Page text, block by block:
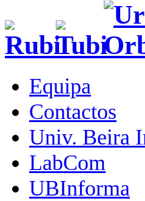
Equipa
Contactos
Univ. Beira
LabCom
UBInforma